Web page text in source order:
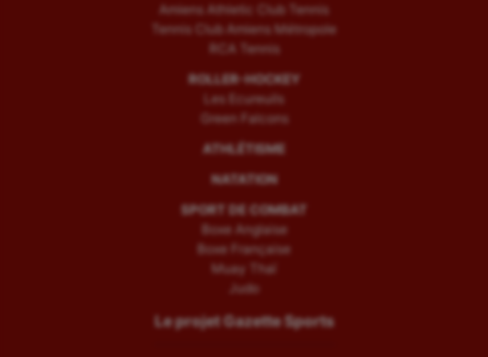
Amiens Athletic Club Tennis
Tennis Club Amiens Métropole
RCA Tennis
ROLLER-HOCKEY
Les Ecureuils
Green Falcons
ATHLÉTISME
NATATION
SPORT DE COMBAT
Boxe Anglaise
Boxe Française
Muay Thaï
Judo
Le projet Gazette Sports